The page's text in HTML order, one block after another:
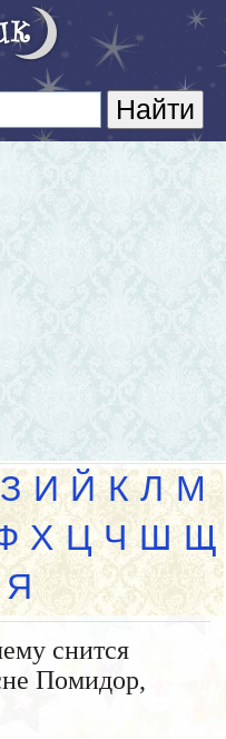
З И Й К Л М
Х Ц Ч Ш Щ
Я
снится
Помидор,